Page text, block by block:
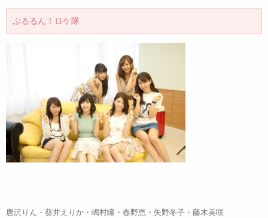
ぷるるん！ロケ隊
唐沢りん・葵井えりか・嶋村瞳・春野恵・矢野冬子・藤木美咲